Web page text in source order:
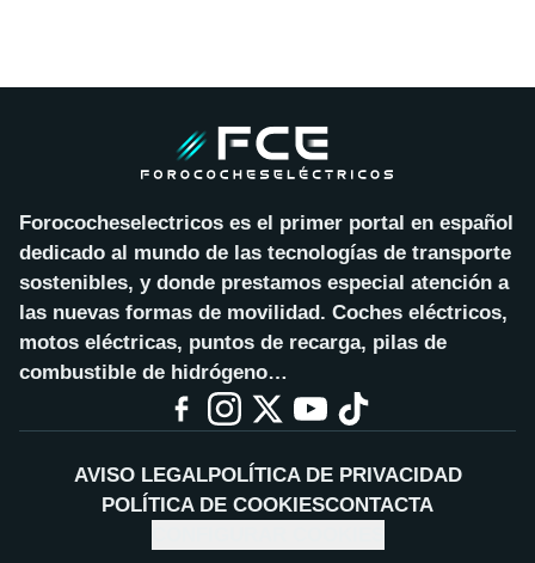
Forococheselectricos es el primer portal en español
dedicado al mundo de las tecnologías de transporte
sostenibles, y donde prestamos especial atención a
las nuevas formas de movilidad. Coches eléctricos,
motos eléctricas, puntos de recarga, pilas de
combustible de hidrógeno…
AVISO LEGALPOLÍTICA DE PRIVACIDAD
POLÍTICA DE COOKIESCONTACTA